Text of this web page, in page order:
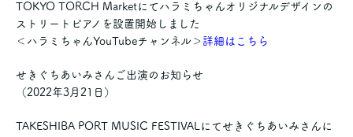
TOKYO TORCH Marketにてハラミちゃんオリジナルデザインの
ストリートピアノを設置開始しました
＜ハラミちゃんYouTubeチャンネル＞ 詳細はこちら
せきぐちあいみさんご出演のお知らせ
（2022年3月21日）
TAKESHIBA PORT MUSIC FESTIVALにてせきぐちあいみさんに